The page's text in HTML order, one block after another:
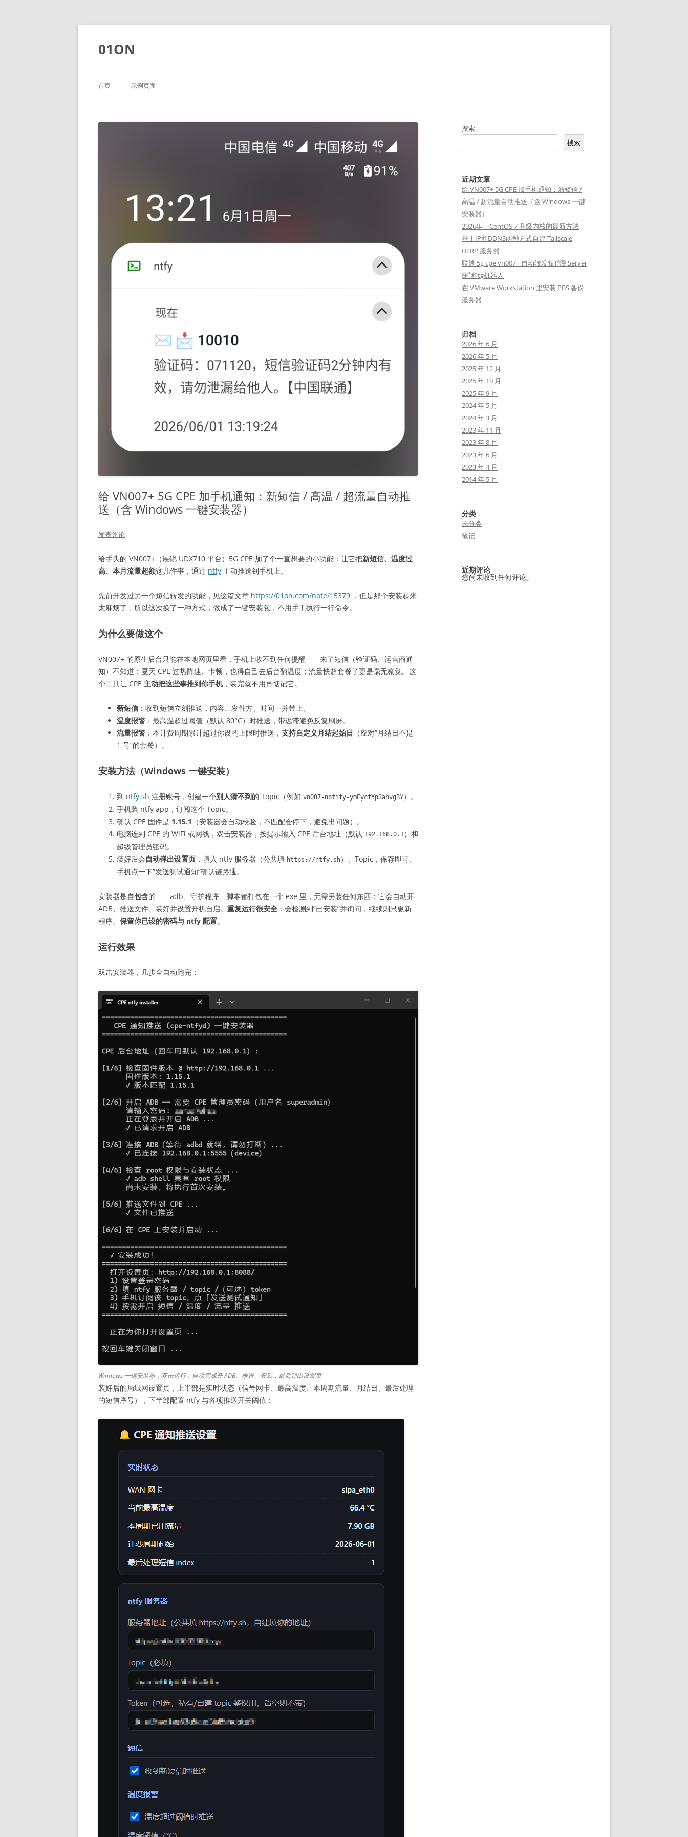
01ON
首页 示例页面
给 VN007+ 5G CPE 加手机通知：新短信 / 高温 / 超流量自动推
送（含 Windows 一键安装器）
发表评论
给手头的 VN007+（展锐 UDX710 平台）5G CPE 加了个一直想要的小功能：让它把新短信、温度过
高、本月流量超额这几件事，通过 ntfy 主动推送到手机上。
先前开发过另一个短信转发的功能，见这篇文章 https://01on.com/note/15379 ，但是那个安装起来
太麻烦了，所以这次换了一种方式，做成了一键安装包，不用手工执行一行命令。
为什么要做这个
VN007+ 的原生后台只能在本地网页里看，手机上收不到任何提醒——来了短信（验证码、运营商通
知）不知道；夏天 CPE 过热降速、卡顿，也得自己去后台翻温度；流量快超套餐了更是毫无察觉。这
个工具让 CPE 主动把这些事推到你手机，装完就不用再惦记它。
新短信 ：收到短信立刻推送，内容、发件方、时间一并带上。
温度报警 ：最高温超过阈值（默认 80°C）时推送，带迟滞避免反复刷屏。
流量报警 ：本计费周期累计超过你设的上限时推送， 支持自定义月结起始日 （应对”月结日不是
1 号”的套餐）。
安装方法（Windows 一键安装）
到 ntfy.sh 注册账号，创建一个别人猜不到的 Topic（例如 vn007-notify-ymEycfYp3ahvgBY）。
手机装 ntfy app，订阅这个 Topic。
确认 CPE 固件是 1.15.1 （安装器会自动校验，不匹配会停下，避免出问题）。
电脑连到 CPE 的 WiFi 或网线，双击安装器，按提示输入 CPE 后台地址（默认 192.168.0.1）和
超级管理员密码。
装好后会自动弹出设置页 ，填入 ntfy 服务器（公共填 https://ntfy.sh）、Topic，保存即可。
手机点一下”发送测试通知”确认链路通。
安装器是自包含的——adb、守护程序、脚本都打包在一个 exe 里，无需另装任何东西；它会自动开
ADB、推送文件、装好并设置开机自启。 重复运行很安全 ：会检测到”已安装”并询问，继续则只更新
程序、 保留你已设的密码与 ntfy 配置。
运行效果
双击安装器，几步全自动跑完：
Windows 一键安装器：双击运行，自动完成开 ADB、推送、安装，最后弹出设置页
装好后的局域网设置页，上半部是实时状态（信号网卡、最高温度、本周期流量、月结日、最后处理
的短信序号），下半部配置 ntfy 与各项推送开关阈值：
搜索
搜索
近期文章
给 VN007+ 5G CPE 加手机通知：新短信 /
高温 / 超流量自动推送（含 Windows 一键
安装器）
2026年，CentOS 7 升级内核的最新方法
基于IP和DDNS两种方式自建 Tailscale
DERP 服务器
联通 5g cpe vn007+ 自动转发短信到Server
酱³和tg机器人
在 VMware Workstation 里安装 PBS 备份
服务器
归档
2026 年 6 月
2026 年 5 月
2025 年 12 月
2025 年 10 月
2025 年 9 月
2024 年 5 月
2024 年 3 月
2023 年 11 月
2023 年 8 月
2023 年 6 月
2023 年 4 月
2014 年 5 月
分类
未分类
笔记
近期评论
您尚未收到任何评论。